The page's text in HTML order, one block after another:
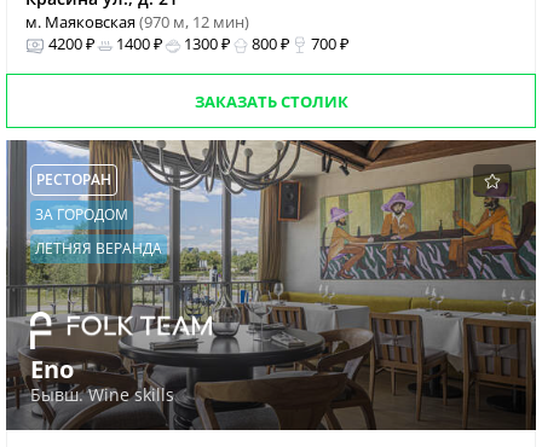
м. Маяковская(970 м, 12 мин)
4200 ₽
1400 ₽ 1300 ₽ 800 ₽ 700 ₽
ЗАКАЗАТЬ СТОЛИК
РЕСТОРАН
ЗА ГОРОДОМ
ЛЕТНЯЯ ВЕРАНДА
Eno
Бывш. Wine skills